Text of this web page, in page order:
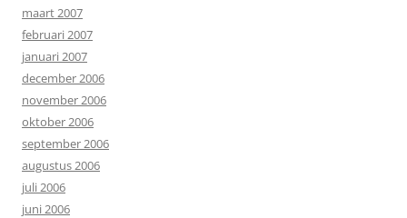
maart 2007
februari 2007
januari 2007
december 2006
november 2006
oktober 2006
september 2006
augustus 2006
juli 2006
juni 2006